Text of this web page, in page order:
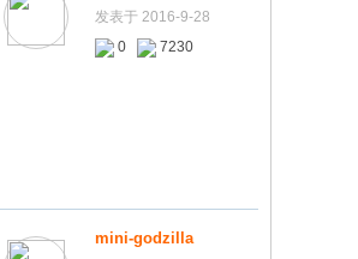
发表于 2016-9-28
0
7230
mini-godzilla